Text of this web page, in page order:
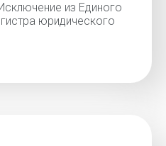
из Единого
юридического